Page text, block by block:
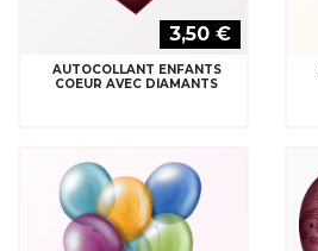
3,50 €
AUTOCOLLANT ENFANTS
COEUR AVEC DIAMANTS